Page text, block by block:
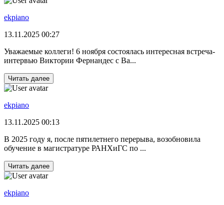
ekpiano
13.11.2025 00:27
Уважаемые коллеги! 6 ноября состоялась интересная встреча-
интервью Виктории Фернандес с Ва...
Читать далее
ekpiano
13.11.2025 00:13
В 2025 году я, после пятилетнего перерыва, возобновила
обучение в магистратуре РАНХиГС по ...
Читать далее
ekpiano